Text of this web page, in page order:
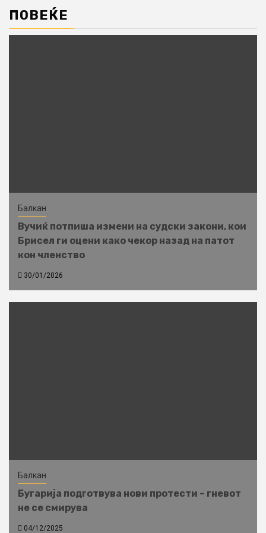
ПОВЕЌЕ
Балкан
Вучиќ потпиша измени на судски закони, кои
Брисел ги оцени како чекор назад на патот
кон членство
30/01/2026
Балкан
Бугарија подготвува нови протести – гневот
не се смирува
04/12/2025